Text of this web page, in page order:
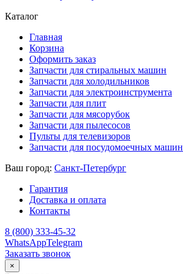
Каталог
Главная
Корзина
Оформить заказ
Запчасти для стиральных машин
Запчасти для холодильников
Запчасти для электроинструмента
Запчасти для плит
Запчасти для мясорубок
Запчасти для пылесосов
Пульты для телевизоров
Запчасти для посудомоечных машин
Ваш город: Санкт-Петербург
Гарантия
Доставка и оплата
Контакты
8 (800) 333-45-32
WhatsAppTelegram
Заказать звонок
×